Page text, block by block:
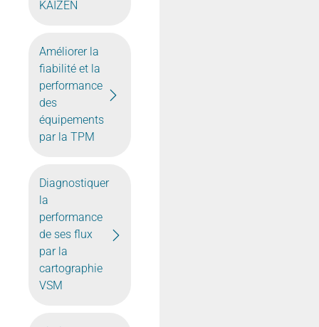
KAIZEN
Améliorer la
fiabilité et la
performance
des
équipements
par la TPM
Diagnostiquer
la
performance
de ses flux
par la
cartographie
VSM